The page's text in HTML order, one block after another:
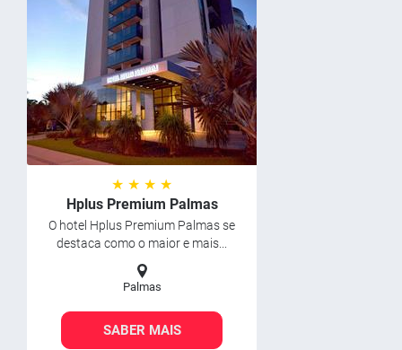
★ ★ ★ ★
Hplus Premium Palmas
O hotel Hplus Premium Palmas se
destaca como o maior e mais...
Palmas
SABER MAIS